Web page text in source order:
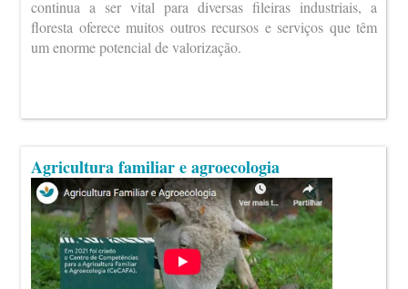
continua a ser vital para diversas fileiras industriais, a
floresta oferece muitos outros recursos e serviços que têm
um enorme potencial de valorização.
Agricultura familiar e agroecologia